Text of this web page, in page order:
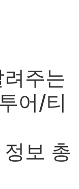
주는
어/티
보 총